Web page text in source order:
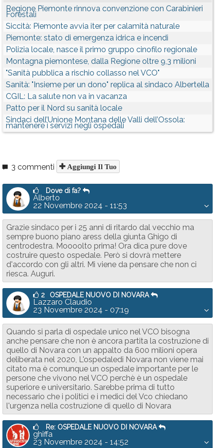
Regione Piemonte rinnova convenzione con Carabinieri
Forestali
Siccità: Piemonte avvia iter per calamità naturale
Piemonte: stato di emergenza idrica e incendi
Polizia locale, nasce il primo gruppo cinofilo regionale
Montagna piemontese, dalla Regione oltre 9,3 milioni
"Sanità pubblica a rischio collasso nel VCO"
Sanità: "Insieme per un dono" replica al sindaco Albertella
CGIL: La salute non va in vacanza
Patto per il Nord su sanità locale
Sindaci dell’Unione Montana delle Valli dell’Ossola:
mantenere i servizi negli ospedali
3 commenti Aggiungi Il Tuo
Dove di fa?
Alberto
22 Novembre 2024 - 11:53
Grazie sindaco per i 25 anni di ritardo dal vecchio ma
sempre buono piano aress della giunta Ghigo di
centrodestra. Moooolto prima! Ora dica pure dove
costruire questo ospedale. Però si dovrà mettere
d'accordo con gli altri. Mi viene da pensare che non ci
riesca. Auguri.
2 OSPEDALE NUOVO DI NOVARA
Lazzaro Claudio
23 Novembre 2024 - 07:19
Quando si parla di ospedale unico nel VCO bisogna
anche pensare che non è ancora partita la costruzione di
quello di Novara con un appalto da 600 milioni opera
deliberata nel 2020, L'ospedaledi Novara non viene mai
citato ma è comunque un ospedale importante per le
persone che vivono nel VCO perchè è un ospedale
superiore e universitario. Sarebbe prima di tutto
necessario che i politici e i medici del Vco chiedano
l'urgenza nella costruzione di quello di Novara
Re: OSPEDALE NUOVO DI NOVARA
ghiffa
23 Novembre 2024 - 14:52